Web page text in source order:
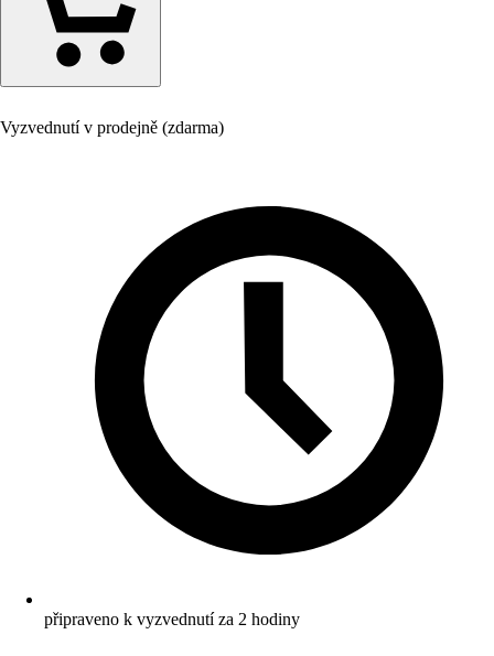
Vyzvednutí v prodejně (zdarma)
připraveno k vyzvednutí za 2 hodiny